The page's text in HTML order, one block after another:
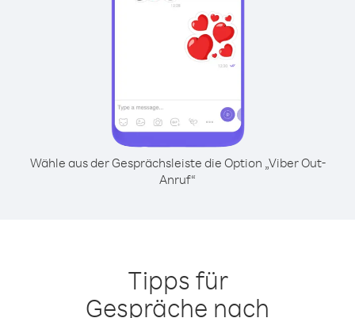
Wähle aus der Gesprächsleiste die Option „Viber Out-
Anruf“
Tipps für
Gespräche nach